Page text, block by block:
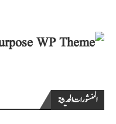
المنشورات الحديثة